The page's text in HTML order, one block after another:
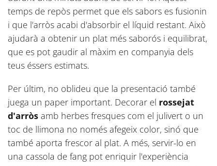
temps de repòs permet que els sabors es fusionin
i que l'arròs acabi d'absorbir el líquid restant. Això
ajudarà a obtenir un plat més saborós i equilibrat,
que es pot gaudir al màxim en companyia dels
teus éssers estimats.
Per últim, no oblideu que la presentació també
juega un paper important. Decorar el rossejat
d'arròs amb herbes fresques com el julivert o un
toc de llimona no només afegeix color, sinó que
també aporta frescor al plat. A més, servir-lo en
una cassola de fang pot enriquir l'experiència